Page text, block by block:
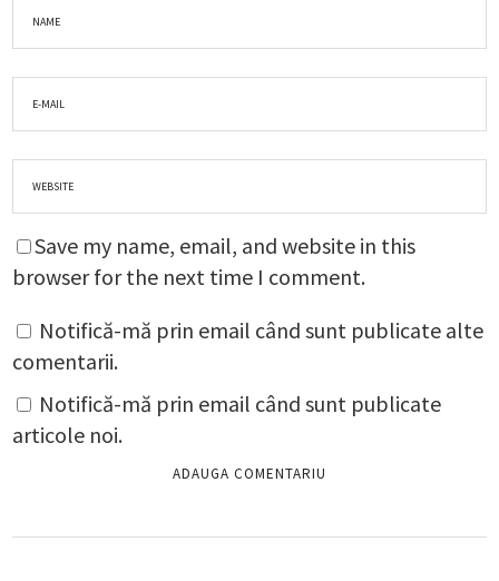
Save my name, email, and website in this
browser for the next time I comment.
Notifică-mă prin email când sunt publicate alte
comentarii.
Notifică-mă prin email când sunt publicate
articole noi.